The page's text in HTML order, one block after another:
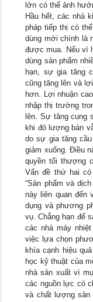
lớn có thể ảnh
Hầu hết, các nhà
pháp tiếp thị có
dùng mới chính là
được mua. Nếu vì
dùng sản phẩm
hạn, sự gia tăng
cũng tăng lên và
hơn. Lợi nhuận
nhập thị trường
lên. Sự tăng cung
khi đó lượng bán
do sự gia tăng
giảm xuống. Điều
quyền tối thượng
Vấn đề thứ hai
“Sản phẩm và
này liên quan đến
dụng và phương
vụ. Chẳng hạn để
các nhà máy
việc lựa chọn
khía cạnh hiệu
học kỹ thuật của
nhà sản xuất vì
các nguồn lực có
và chất lượng sản